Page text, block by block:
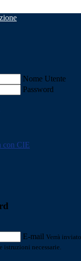
Nome Utente
Password
con CIE
E-mail Verrà
necessarie.